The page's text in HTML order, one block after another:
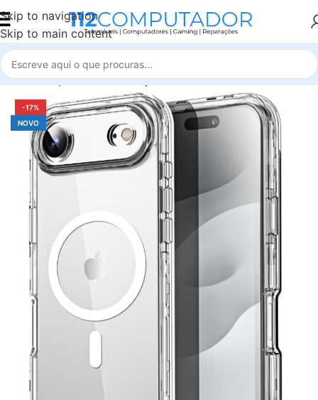
Skip to navigation
Skip to main content
Início Capas e Películas iphone
-17%
NOVO